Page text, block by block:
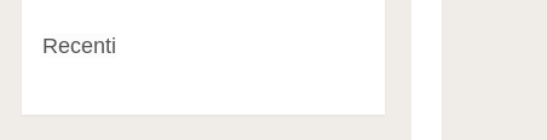
Recenti